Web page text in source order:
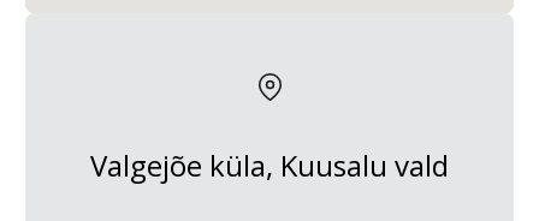
Valgejõe küla, Kuusalu vald